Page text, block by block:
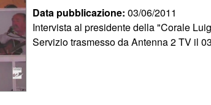
Data pubblicazione:03/06/2011
Intervista al presidente della "Corale
Servizio trasmesso da Antenna 2 TV il